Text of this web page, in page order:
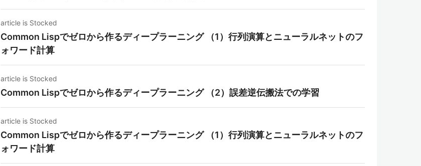
article is Stocked
Common Lispでゼロから作るディープラーニング （1）行列演算とニューラルネットのフ
ォワード計算
article is Stocked
Common Lispでゼロから作るディープラーニング （2）誤差逆伝搬法での学習
article is Stocked
Common Lispでゼロから作るディープラーニング （1）行列演算とニューラルネットのフ
ォワード計算